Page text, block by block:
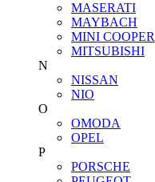
MASERATI
MAYBACH
MINI COOPER
MITSUBISHI
N
NISSAN
NIO
O
OMODA
OPEL
P
PORSCHE